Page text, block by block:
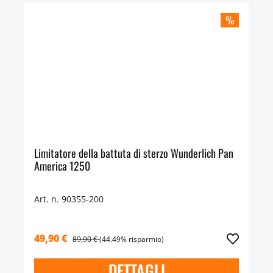
%
Limitatore della battuta di sterzo Wunderlich Pan
America 1250
Art. n. 90355-200
49,90 € 89,90 €(44.49% risparmio)